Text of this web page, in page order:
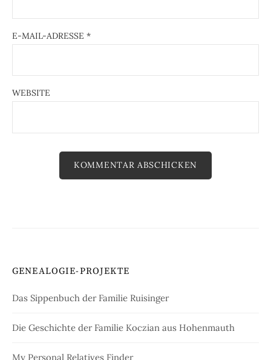
E-MAIL-ADRESSE *
WEBSITE
GENEALOGIE-PROJEKTE
Das Sippenbuch der Familie Ruisinger
Die Geschichte der Familie Koczian aus Hohenmauth
My Personal Relatives Finder